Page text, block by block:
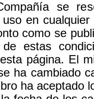
se
en
como se
estas
página. El
ha cambiado
ha aceptado